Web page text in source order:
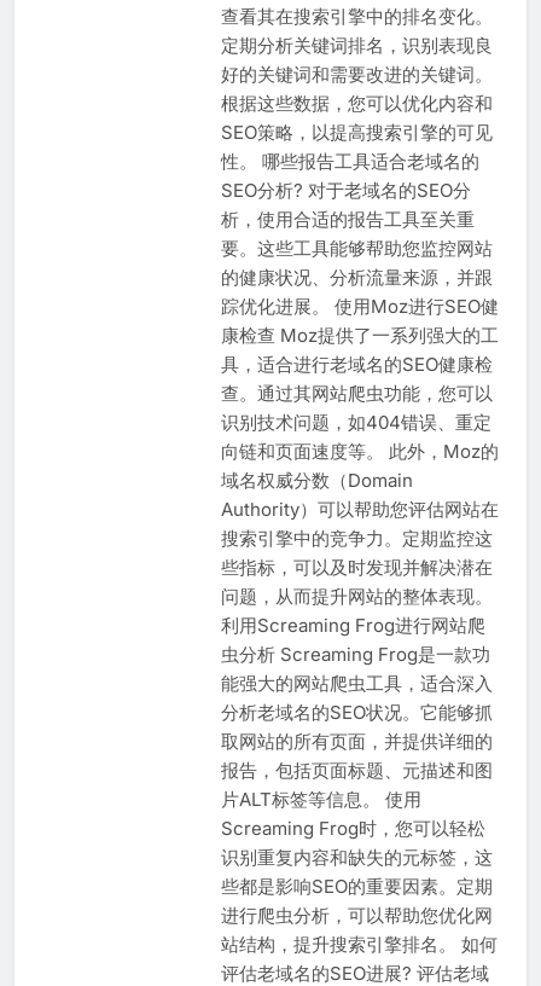
查看其在搜索引擎中的排名变化。
定期分析关键词排名，识别表现良
好的关键词和需要改进的关键词。
根据这些数据，您可以优化内容和
SEO策略，以提高搜索引擎的可见
性。 哪些报告工具适合老域名的
SEO分析? 对于老域名的SEO分
析，使用合适的报告工具至关重
要。这些工具能够帮助您监控网站
的健康状况、分析流量来源，并跟
踪优化进展。 使用Moz进行SEO健
康检查 Moz提供了一系列强大的工
具，适合进行老域名的SEO健康检
查。通过其网站爬虫功能，您可以
识别技术问题，如404错误、重定
向链和页面速度等。 此外，Moz的
域名权威分数（Domain
Authority）可以帮助您评估网站在
搜索引擎中的竞争力。定期监控这
些指标，可以及时发现并解决潜在
问题，从而提升网站的整体表现。
利用Screaming Frog进行网站爬
虫分析 Screaming Frog是一款功
能强大的网站爬虫工具，适合深入
分析老域名的SEO状况。它能够抓
取网站的所有页面，并提供详细的
报告，包括页面标题、元描述和图
片ALT标签等信息。 使用
Screaming Frog时，您可以轻松
识别重复内容和缺失的元标签，这
些都是影响SEO的重要因素。定期
进行爬虫分析，可以帮助您优化网
站结构，提升搜索引擎排名。 如何
评估老域名的SEO进展? 评估老域